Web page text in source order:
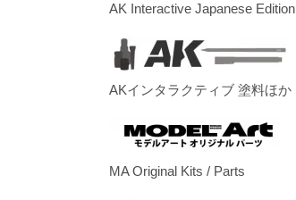
AK Interactive Japanese Edition
AKインタラクティブ 塗料ほか
MA Original Kits / Parts